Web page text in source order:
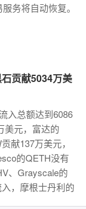
务将自动恢复。
贡献5034万美
入总额达到6086
美元，富达的
献137万美元，
的QETH没有
、Grayscale的
，摩根士丹利的